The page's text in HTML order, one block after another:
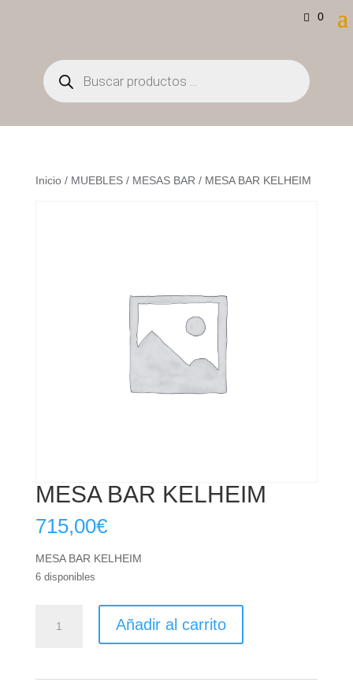
0
Búsqueda
de
productos
Inicio/ MUEBLES/ MESAS BAR / MESA BAR KELHEIM
MESA BAR KELHEIM
715,00€
MESA BAR KELHEIM
6 disponibles
Añadir al carrito